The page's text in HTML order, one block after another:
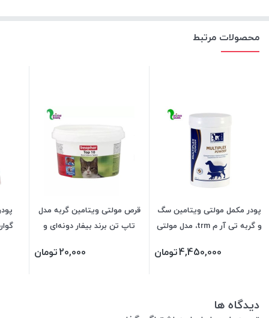
محصولات مرتبط
پودر مکمل مولتی ویتامین سگ
و گربه تی آر م trm، مدل مولتی
4,450,000تومان
قرص مولتی ویتامین گربه مدل
تاپ تن برند بیفار دونه‌ای و
20,000تومان
دیدگاه ها